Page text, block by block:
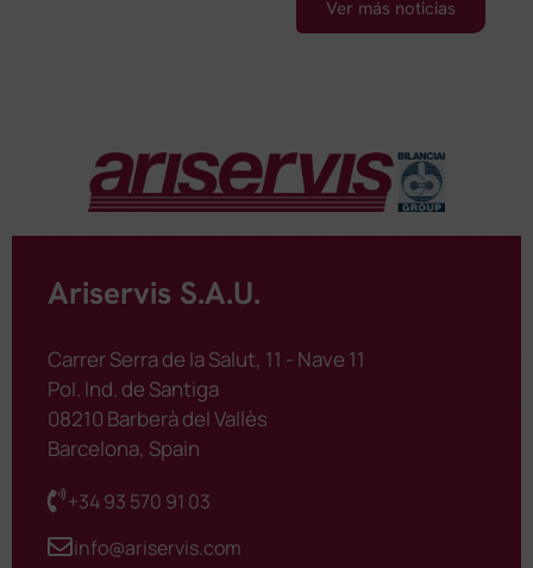
Ver más noticias
Ariservis S.A.U.
Carrer Serra de la Salut, 11 - Nave 11
Pol. Ind. de Santiga
08210 Barberà del Vallès
Barcelona, Spain
+34 93 570 91 03
info@ariservis.com